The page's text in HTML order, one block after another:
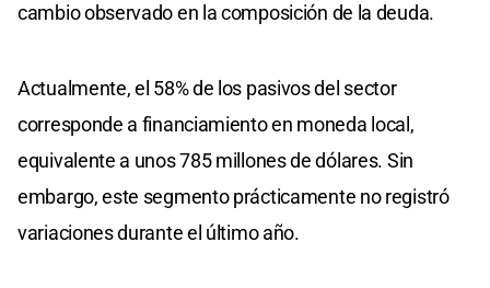
cambio observado en la composición de la deuda.
Actualmente, el 58% de los pasivos del sector
corresponde a financiamiento en moneda local,
equivalente a unos 785 millones de dólares. Sin
embargo, este segmento prácticamente no registró
variaciones durante el último año.